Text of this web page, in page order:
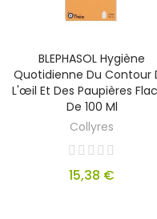
BLEPHASOL Hygiène
Quotidienne Du Contour
L'œil Et Des Paupières
De 100 Ml
Collyres
15,38 €